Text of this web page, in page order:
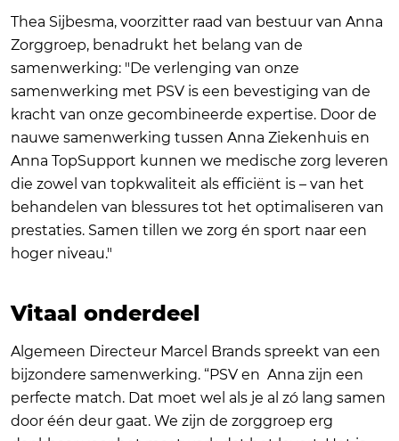
Thea Sijbesma, voorzitter raad van bestuur van Anna
Zorggroep, benadrukt het belang van de
samenwerking: "De verlenging van onze
samenwerking met PSV is een bevestiging van de
kracht van onze gecombineerde expertise. Door de
nauwe samenwerking tussen Anna Ziekenhuis en
Anna TopSupport kunnen we medische zorg leveren
die zowel van topkwaliteit als efficiënt is – van het
behandelen van blessures tot het optimaliseren van
prestaties. Samen tillen we zorg én sport naar een
hoger niveau."
Vitaal onderdeel
Algemeen Directeur Marcel Brands spreekt van een
bijzondere samenwerking. “PSV en Anna zijn een
perfecte match. Dat moet wel als je al zó lang samen
door één deur gaat. We zijn de zorggroep erg